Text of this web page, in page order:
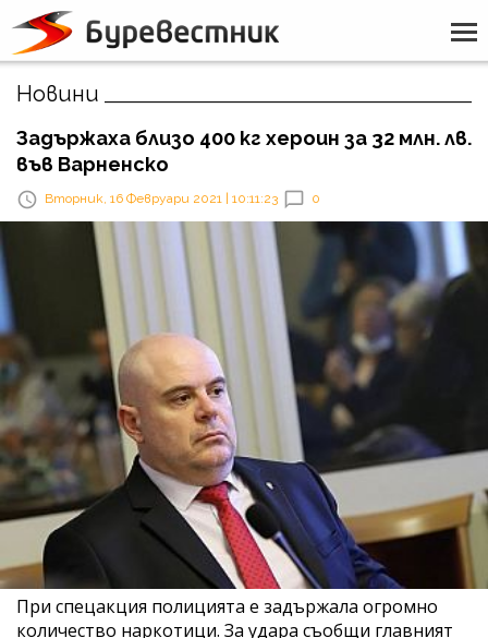
Новини
Задържаха близо 400 кг хероин за 32 млн. лв.
във Варненско
Вторник, 16 Февруари 2021 | 10:11:23 0
При спецакция полицията е задържала огромно
количество наркотици. За удара съобщи главният